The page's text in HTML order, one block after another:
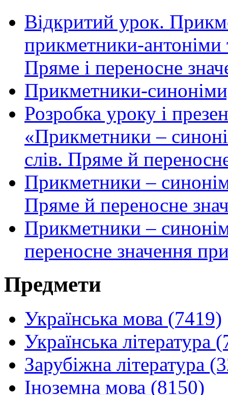
Відкритий урок.
прикметники-антоніми
Пряме і переносне
Прикметники-
Розробка уроку і
«Прикметники –
слів. Пряме й
Прикметники –
Пряме й переносне
Прикметники –
переносне значення
Предмети
Українська мова (7419)
Українська література
Зарубіжна література
Іноземна мова (8150)